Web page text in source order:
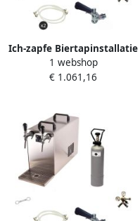
Ich-zapfe Biertapinstallatie
STREAM 50 Compleetset 2-
lijns droge koeler tot 55 l
1 webshop
€ 1.061,16